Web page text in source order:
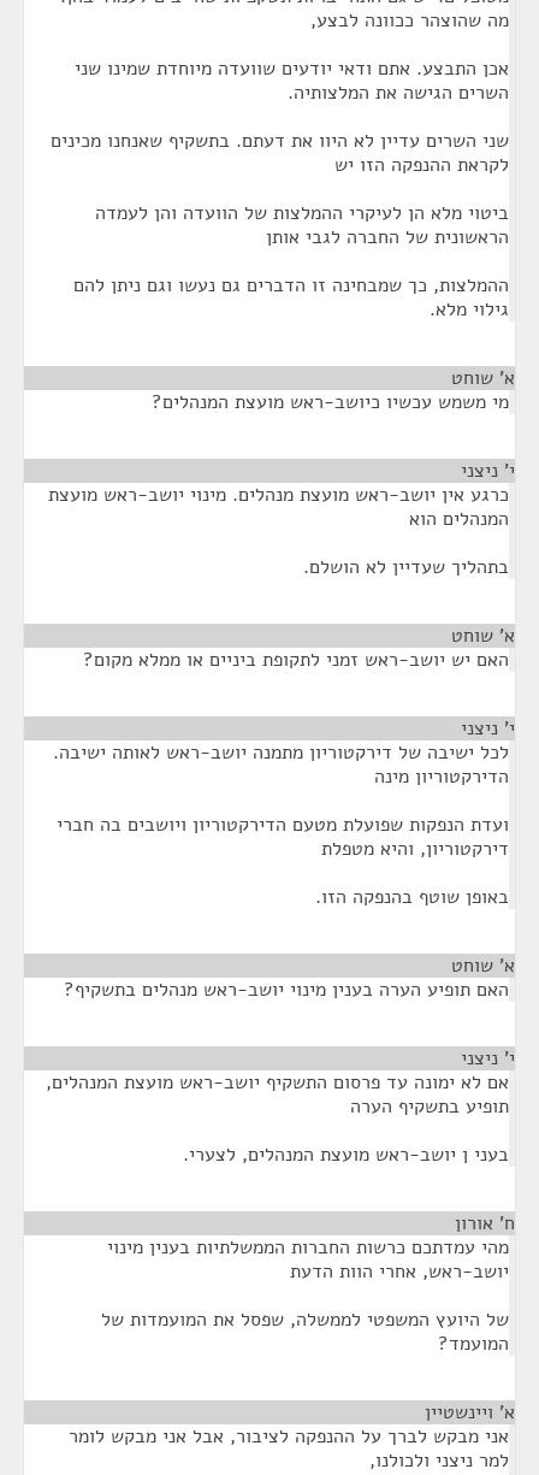
מה שהוצהר ככוונה לבצע,
אכן התבצע. אתם ודאי יודעים שוועדה מיוחדת שמינו שני
השרים הגישה את המלצותיה.
שני השרים עדיין לא היוו את דעתם. בתשקיף שאנחנו מכינים
לקראת ההנפקה הזו יש
ביטוי מלא הן לעיקרי ההמלצות של הוועדה והן לעמדה
הראשונית של החברה לגבי אותן
ההמלצות, כך שמבחינה זו הדברים גם נעשו וגם ניתן להם
גילוי מלא.
א' שוחט
מי משמש עכשיו כיושב-ראש מועצת המנהלים?
י' ניצני
כרגע אין יושב-ראש מועצת מנהלים. מינוי יושב-ראש מועצת
המנהלים הוא
בתהליך שעדיין לא הושלם.
א' שוחט
האם יש יושב-ראש זמני לתקופת ביניים או ממלא מקום?
י' ניצני
לכל ישיבה של דירקטוריון מתמנה יושב-ראש לאותה ישיבה.
הדירקטוריון מינה
ועדת הנפקות שפועלת מטעם הדירקטוריון ויושבים בה חברי
דירקטוריון, והיא מטפלת
באופן שוטף בהנפקה הזו.
א' שוחט
האם תופיע הערה בענין מינוי יושב-ראש מנהלים בתשקיף?
י' ניצני
אם לא ימונה עד פרסום התשקיף יושב-ראש מועצת המנהלים,
תופיע בתשקיף הערה
בעני ן יושב-ראש מועצת המנהלים, לצערי.
ח' אורון
מהי עמדתכם כרשות החברות הממשלתיות בענין מינוי
יושב-ראש, אחרי הוות הדעת
של היועץ המשפטי לממשלה, שפסל את המועמדות של
המועמד?
א' ויינשטיין
אני מבקש לברך על ההנפקה לציבור, אבל אני מבקש לומר
למר ניצני ולכולנו,